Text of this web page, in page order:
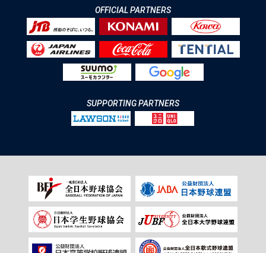
OFFICIAL PARTNERS
SUPPORTING PARTNERS